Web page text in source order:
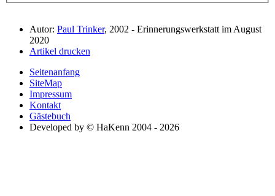
Autor: Paul Trinker, 2002 - Erinnerungswerkstatt im August
2020
Artikel drucken
Seitenanfang
SiteMap
Impressum
Kontakt
Gästebuch
Developed by © HaKenn 2004 - 2026